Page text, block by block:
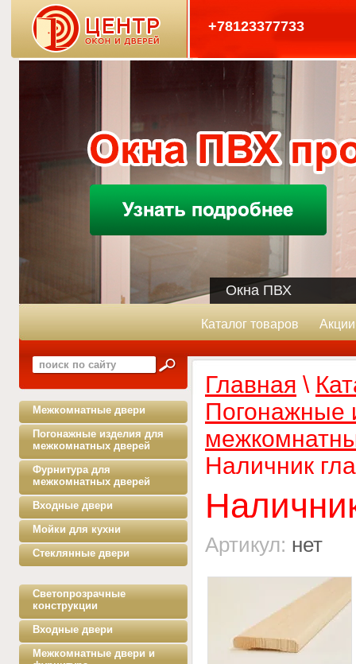
+78123377733
Входные двери
Каталог товаров
Межкомнатные двери
Погонажные изделия для
межкомнатных дверей
Фурнитура для
межкомнатных дверей
Входные двери
Мойки для кухни
Стеклянные двери
Светопрозрачные
конструкции
Входные двери
Межкомнатные двери и
Главная \
Погонажные
Наличник
Артикул: нет